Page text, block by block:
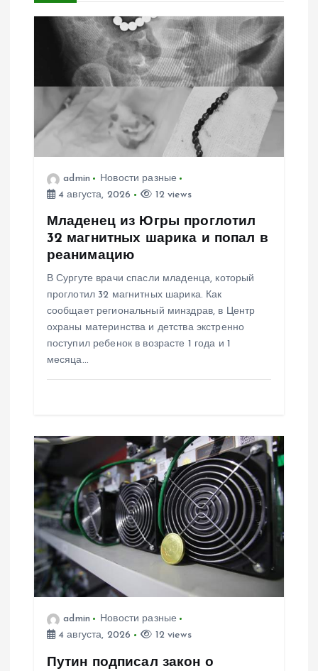
а
admin
Новости разные
4 августа, 2026
12 views
Младенец из Югры проглотил
32 магнитных шарика и попал в
реанимацию
В Сургуте врачи спасли младенца, который
проглотил 32 магнитных шарика. Как
сообщает региональный минздрав, в Центр
охраны материнства и детства экстренно
поступил ребенок в возрасте 1 года и 1
месяца…
admin
Новости разные
4 августа, 2026
12 views
Путин подписал закон о